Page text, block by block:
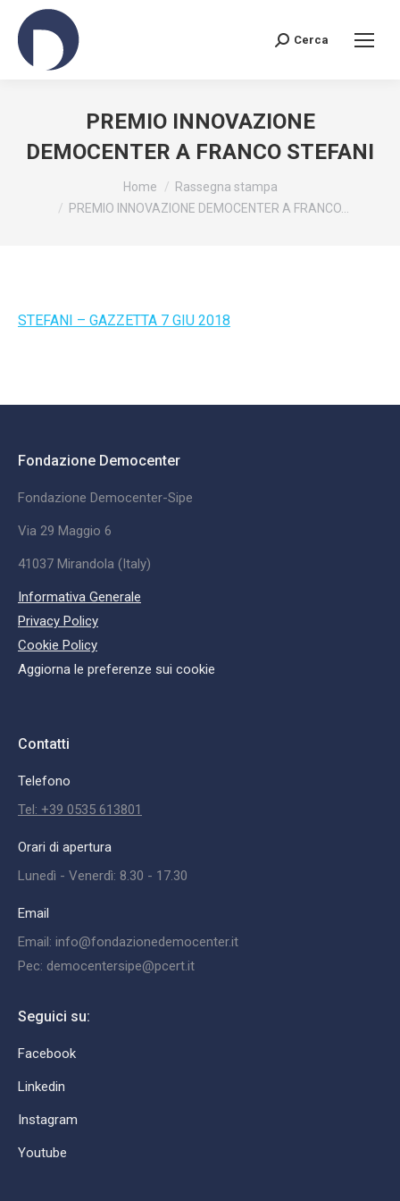
Search:
Cerca
PREMIO INNOVAZIONE
DEMOCENTER A FRANCO STEFANI
Home
Rassegna stampa
PREMIO INNOVAZIONE DEMOCENTER A FRANCO…
STEFANI – GAZZETTA 7 GIU 2018
Fondazione Democenter
Fondazione Democenter-Sipe
Via 29 Maggio 6
41037 Mirandola (Italy)
Informativa Generale
Privacy Policy
Cookie Policy
Aggiorna le preferenze sui cookie
Contatti
Telefono
Tel: +39 0535 613801
Orari di apertura
Lunedì - Venerdì: 8.30 - 17.30
Email
Email: info@fondazionedemocenter.it
Pec: democentersipe@pcert.it
Seguici su:
Facebook
Linkedin
Instagram
Youtube